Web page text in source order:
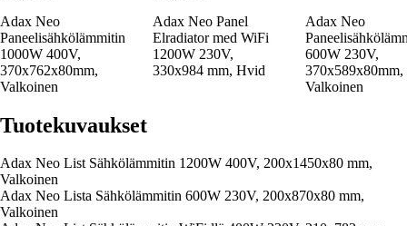
Adax Neo
Paneelisähkölämmitin
1000W 400V,
370x762x80mm,
Valkoinen
Adax Neo Panel
Elradiator med WiFi
1200W 230V,
330x984 mm, Hvid
Adax Neo
600W 230V,
370x589x80mm,
Valkoinen
Tuotekuvaukset
Adax Neo List Sähkölämmitin 1200W 400V, 200x1450x80 mm,
Valkoinen
Adax Neo Lista Sähkölämmitin 600W 230V, 200x870x80 mm,
Valkoinen